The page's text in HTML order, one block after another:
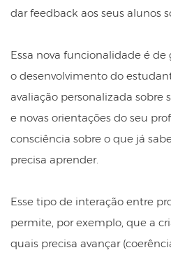
dar feedback aos seus alunos
Essa nova funcionalidade é
o desenvolvimento do
avaliação personalizada sobre
e novas orientações do seu
consciência sobre o que já
precisa aprender.
Esse tipo de interação entre
permite, por exemplo, que a
quais precisa avançar